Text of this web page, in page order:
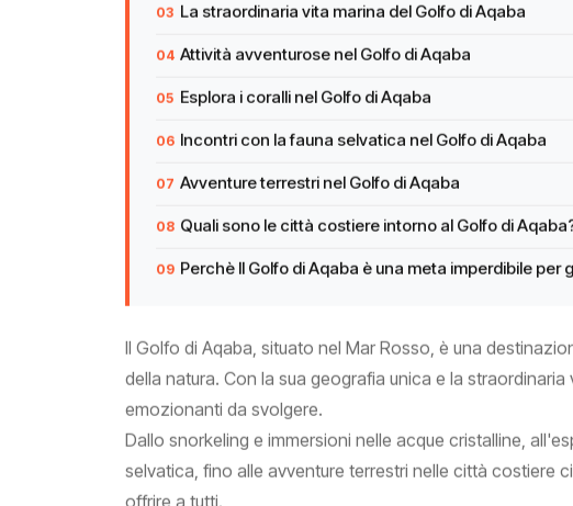
La straordinaria vita marina del Golfo di Aqaba
Attività avventurose nel Golfo di Aqaba
Esplora i coralli nel Golfo di Aqaba
Incontri con la fauna selvatica nel Golfo di Aqaba
Avventure terrestri nel Golfo di Aqaba
Quali sono le città costiere intorno al Golfo di
Perchè Il Golfo di Aqaba è una meta imperdibile
Il Golfo di Aqaba, situato nel Mar Rosso, è una
della natura. Con la sua geografia unica e la
emozionanti da svolgere.
Dallo snorkeling e immersioni nelle acque cristalline,
selvatica, fino alle avventure terrestri nelle città costiere
offrire a tutti.